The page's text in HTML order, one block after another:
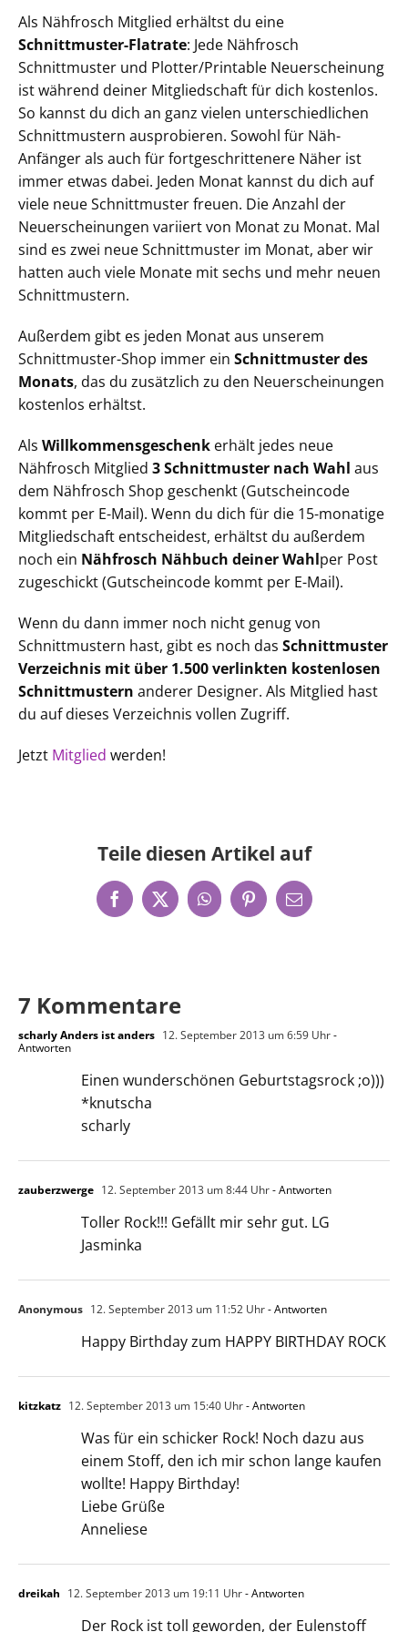
Als Nähfrosch Mitglied erhältst du eine
Schnittmuster-Flatrate: Jede Nähfrosch
Schnittmuster und Plotter/Printable Neuerscheinung
ist während deiner Mitgliedschaft für dich kostenlos.
So kannst du dich an ganz vielen unterschiedlichen
Schnittmustern ausprobieren. Sowohl für Näh-
Anfänger als auch für fortgeschrittenere Näher ist
immer etwas dabei. Jeden Monat kannst du dich auf
viele neue Schnittmuster freuen. Die Anzahl der
Neuerscheinungen variiert von Monat zu Monat. Mal
sind es zwei neue Schnittmuster im Monat, aber wir
hatten auch viele Monate mit sechs und mehr neuen
Schnittmustern.
Außerdem gibt es jeden Monat aus unserem
Schnittmuster-Shop immer ein Schnittmuster des
Monats, das du zusätzlich zu den Neuerscheinungen
kostenlos erhältst.
Als Willkommensgeschenk erhält jedes neue
Nähfrosch Mitglied 3 Schnittmuster nach Wahl aus
dem Nähfrosch Shop geschenkt (Gutscheincode
kommt per E-Mail). Wenn du dich für die 15-monatige
Mitgliedschaft entscheidest, erhältst du außerdem
noch ein Nähfrosch Nähbuch deiner Wahlper Post
zugeschickt (Gutscheincode kommt per E-Mail).
Wenn du dann immer noch nicht genug von
Schnittmustern hast, gibt es noch das Schnittmuster
Verzeichnis mit über 1.500 verlinkten kostenlosen
Schnittmustern anderer Designer. Als Mitglied hast
du auf dieses Verzeichnis vollen Zugriff.
Jetzt Mitglied werden!
Teile diesen Artikel auf
Facebook
X WhatsAppPinterest
E-
Mail
7 Kommentare
scharly Anders ist anders 12. September 2013 um 6:59 Uhr-
Antworten
Einen wunderschönen Geburtstagsrock ;o)))
*knutscha
scharly
zauberzwerge 12. September 2013 um 8:44 Uhr- Antworten
Toller Rock!!! Gefällt mir sehr gut. LG
Jasminka
Anonymous 12. September 2013 um 11:52 Uhr- Antworten
Happy Birthday zum HAPPY BIRTHDAY ROCK
kitzkatz 12. September 2013 um 15:40 Uhr- Antworten
Was für ein schicker Rock! Noch dazu aus
einem Stoff, den ich mir schon lange kaufen
wollte! Happy Birthday!
Liebe Grüße
Anneliese
dreikah 12. September 2013 um 19:11 Uhr- Antworten
Der Rock ist toll geworden, der Eulenstoff